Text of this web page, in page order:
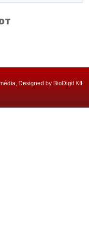
Designed by BioDigit Kft.